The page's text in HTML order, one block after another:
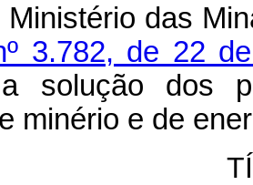
Ministério das
3.782, de 22
solução dos
minério e de